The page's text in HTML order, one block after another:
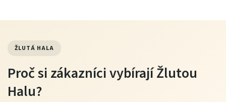
ŽLUTÁ HALA
Proč si zákazníci vybírají Žlutou
Halu?